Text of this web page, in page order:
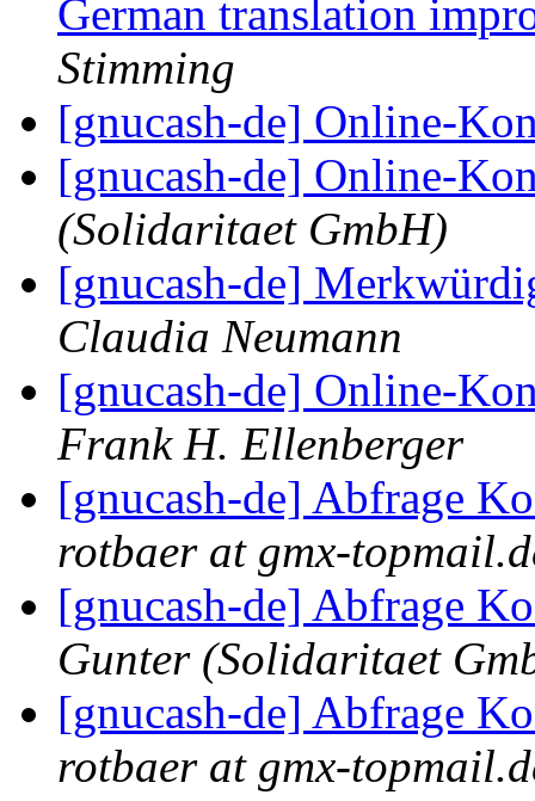
German translation
Stimming
[gnucash-de] Online-
[gnucash-de] Online-
(Solidaritaet GmbH)
[gnucash-de]
Claudia Neumann
[gnucash-de] Online-
Frank H. Ellenberger
[gnucash-de] Abfrage
rotbaer at gmx-
[gnucash-de] Abfrage
Gunter (Solidaritaet
[gnucash-de] Abfrage
rotbaer at gmx-